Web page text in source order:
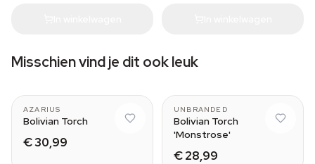
Misschien vind je dit ook leuk
AZARIUS
Bolivian Torch
€ 30,99
UNBRANDED
Bolivian Torch
'Monstrose'
€ 28,99